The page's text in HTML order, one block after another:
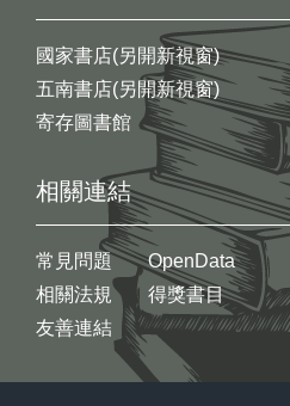
國家書店(另開新視窗)
五南書店(另開新視窗)
寄存圖書館
相關連結
常見問題
相關法規
友善連結
OpenData
得獎書目